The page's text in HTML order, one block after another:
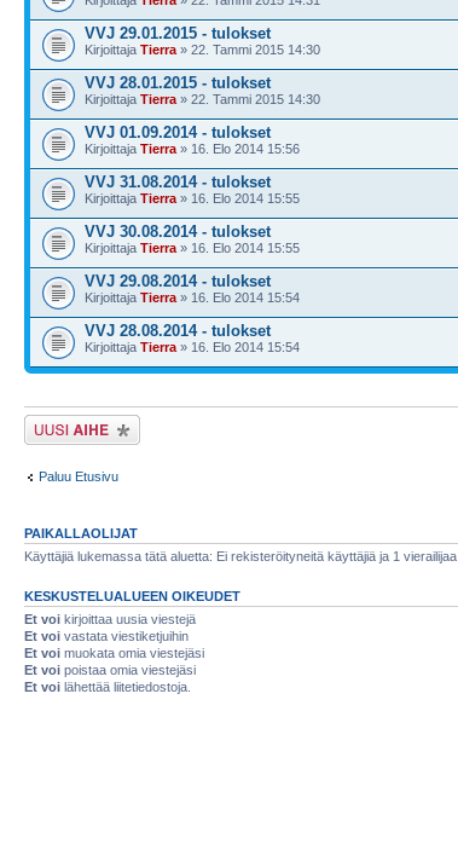
VVJ 29.01.2015 - tulokset
Kirjoittaja Tierra » 22. Tammi 2015 14:30
VVJ 28.01.2015 - tulokset
Kirjoittaja Tierra » 22. Tammi 2015 14:30
VVJ 01.09.2014 - tulokset
Kirjoittaja Tierra » 16. Elo 2014 15:56
VVJ 31.08.2014 - tulokset
Kirjoittaja Tierra » 16. Elo 2014 15:55
VVJ 30.08.2014 - tulokset
Kirjoittaja Tierra » 16. Elo 2014 15:55
VVJ 29.08.2014 - tulokset
Kirjoittaja Tierra » 16. Elo 2014 15:54
VVJ 28.08.2014 - tulokset
Kirjoittaja Tierra » 16. Elo 2014 15:54
Lähetä uusi viesti
Paluu Etusivu
PAIKALLAOLIJAT
Käyttäjiä lukemassa tätä aluetta: Ei rekisteröityneitä käyttäjiä ja 1 vierailijaa
KESKUSTELUALUEEN OIKEUDET
Et voi kirjoittaa uusia viestejä
Et voi vastata viestiketjuihin
Et voi muokata omia viestejäsi
Et voi poistaa omia viestejäsi
Et voi lähettää liitetiedostoja.